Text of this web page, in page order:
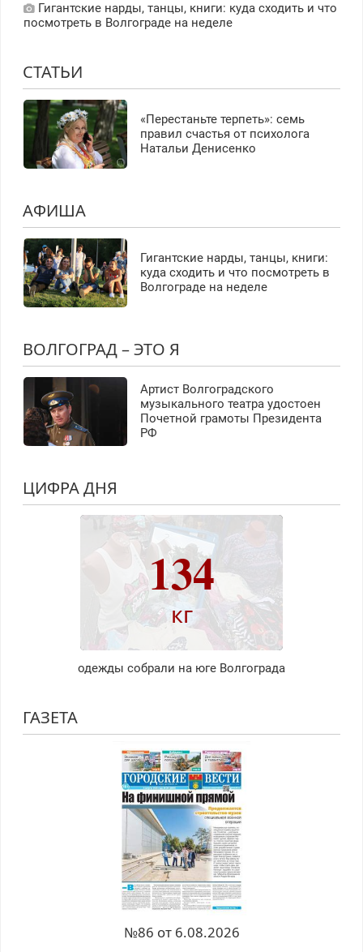
Гигантские нарды, танцы, книги: куда сходить и что
посмотреть в Волгограде на неделе
СТАТЬИ
«Перестаньте терпеть»: семь
правил счастья от психолога
Натальи Денисенко
АФИША
Гигантские нарды, танцы, книги:
куда сходить и что посмотреть в
Волгограде на неделе
ВОЛГОГРАД – ЭТО Я
Артист Волгоградского
музыкального театра удостоен
Почетной грамоты Президента
РФ
ЦИФРА ДНЯ
134
кг
одежды собрали на юге Волгограда
ГАЗЕТА
№86 от 6.08.2026